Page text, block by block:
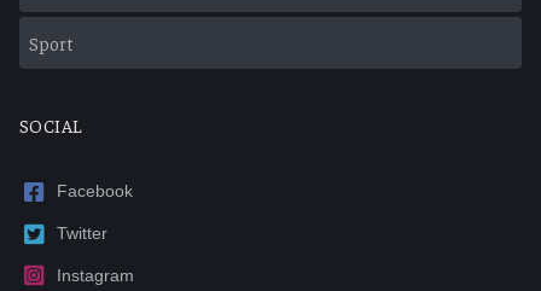
Sport
SOCIAL
Facebook
Twitter
Instagram